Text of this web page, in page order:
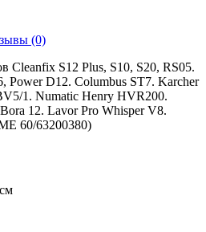
(0)
Cleanfix S12 Plus, S10, S20, RS05.
Power D12. Columbus ST7. Karcher
1. Numatic Henry HVR200.
12. Lavor Pro Whisper V8.
60/63200380)